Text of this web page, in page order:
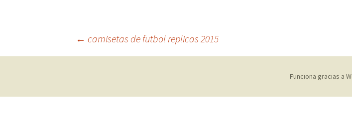
Navegación
← camisetas de futbol replicas 2015
Funciona gracias a